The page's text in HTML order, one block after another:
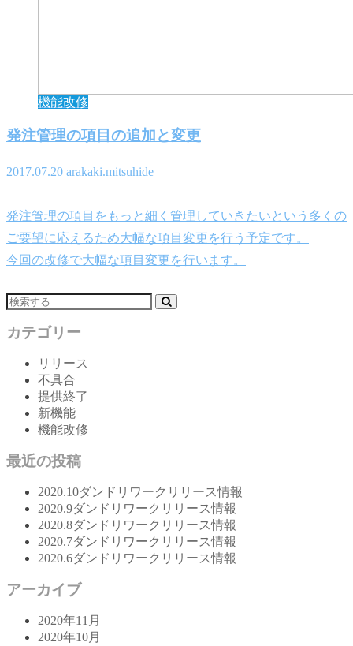
機能改修
発注管理の項目の追加と変更
2017.07.20 arakaki.mitsuhide
発注管理の項目をもっと細く管理していきたいという多くの
ご要望に応えるため大幅な項目変更を行う予定です。
今回の改修で大幅な項目変更を行います。
カテゴリー
リリース
不具合
提供終了
新機能
機能改修
最近の投稿
2020.10ダンドリワークリリース情報
2020.9ダンドリワークリリース情報
2020.8ダンドリワークリリース情報
2020.7ダンドリワークリリース情報
2020.6ダンドリワークリリース情報
アーカイブ
2020年11月
2020年10月